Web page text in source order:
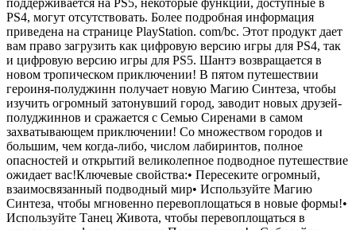
поддерживается на PS5, некоторые функции, доступные в
PS4, могут отсутствовать. Более подробная информация
приведена на странице PlayStation. com/bc. Этот продукт дает
вам право загрузить как цифровую версию игры для PS4, так
и цифровую версию игры для PS5. Шантэ возвращается в
новом тропическом приключении! В пятом путешествии
героиня-полуджинн получает новую Магию Синтеза, чтобы
изучить огромный затонувший город, заводит новых друзей-
полуджиннов и сражается с Семью Сиренами в самом
захватывающем приключении! Со множеством городов и
большим, чем когда-либо, числом лабиринтов, полное
опасностей и открытий великолепное подводное путешествие
ожидает вас!Ключевые свойства:• Пересеките огромный,
взаимосвязанный подводный мир• Используйте Магию
Синтеза, чтобы мгновенно перевоплощаться в новые формы!•
Используйте Танец Живота, чтобы перевоплощаться в